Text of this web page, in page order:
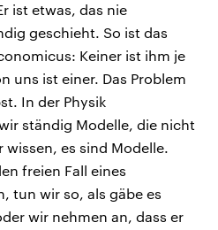
ist etwas, das nie
geschieht. So ist das
Keiner ist ihm je
uns ist einer. Das Problem
In der Physik
ständig Modelle, die nicht
es sind Modelle.
freien Fall eines
tun wir so, als gäbe es
wir nehmen an, dass er